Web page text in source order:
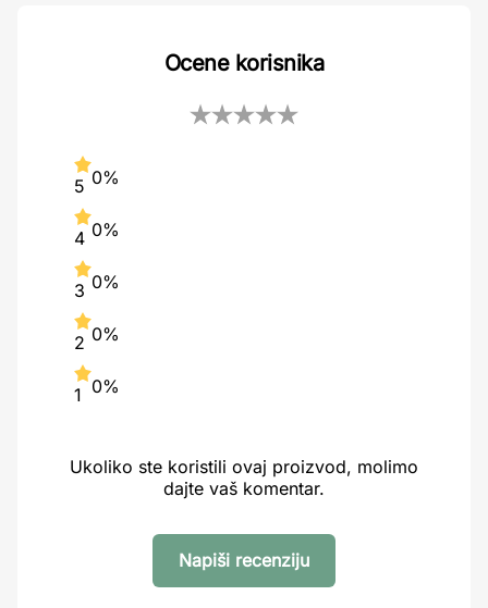
Ocene korisnika
5 0%
4 0%
3 0%
2 0%
1 0%
Ukoliko ste koristili ovaj proizvod, molimo
dajte vaš komentar.
Napiši recenziju